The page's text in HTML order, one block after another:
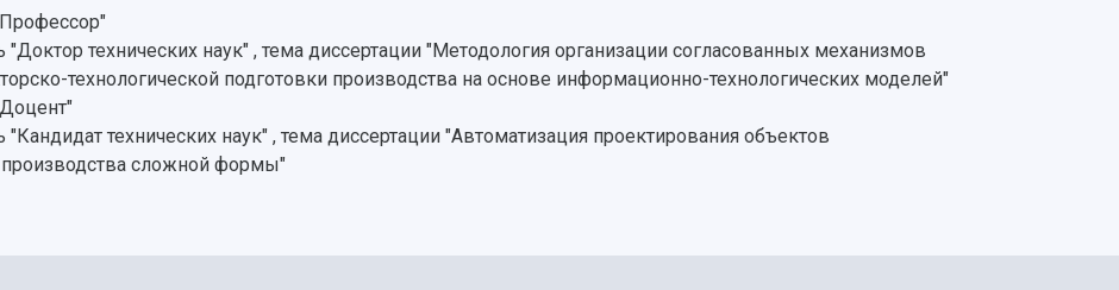
технических наук" , тема диссертации "Методология организации согласованных механизмов
технологической подготовки производства на основе информационно-технологических моделей"
технических наук" , тема диссертации "Автоматизация проектирования объектов
сложной формы"